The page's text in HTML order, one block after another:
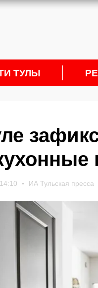
ТУЛЫ
ИА Тульская пресса